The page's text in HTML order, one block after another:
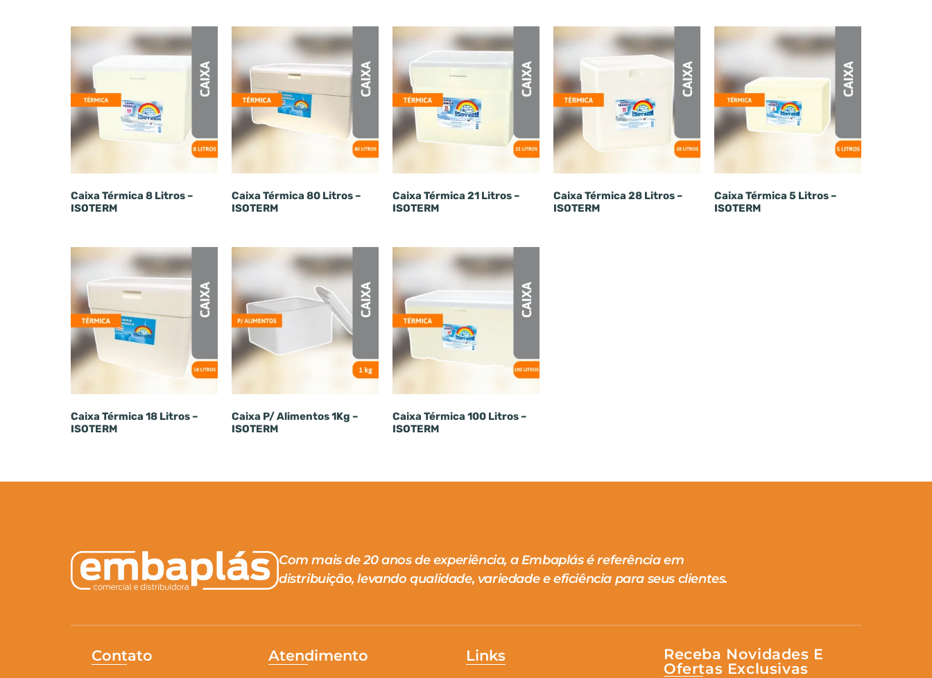
Caixa Térmica 8 Litros –
ISOTERM
Caixa Térmica 80 Litros –
ISOTERM
Caixa Térmica 21 Litros –
ISOTERM
Caixa Térmica 28 Litros –
ISOTERM
Caixa Térmica 5 Litros –
ISOTERM
Caixa Térmica 18 Litros –
ISOTERM
Caixa P/ Alimentos 1Kg –
ISOTERM
Caixa Térmica 100 Litros –
ISOTERM
Com mais de 20 anos de experiência, a Embaplás é referência em
distribuição, levando qualidade, variedade e eficiência para seus clientes.
Contato Atendimento Links
Receba Novidades E
Ofertas Exclusivas